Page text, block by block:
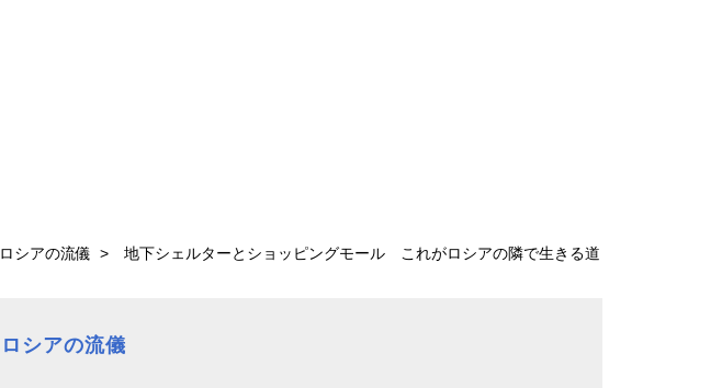
ロシアの流儀 地下シェルターとショッピングモール これがロシアの隣で生きる道
ロシアの流儀